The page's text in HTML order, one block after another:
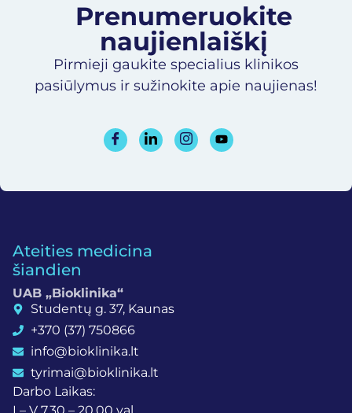
Prenumeruokite
naujienlaiškį​
Pirmieji gaukite specialius klinikos
pasiūlymus ir sužinokite apie naujienas!
Ateities medicina
šiandien
UAB „Bioklinika“
Studentų g. 37, Kaunas
+370 (37) 750866
info@bioklinika.lt
tyrimai@bioklinika.lt
Darbo Laikas:
I – V 7.30 – 20.00 val.